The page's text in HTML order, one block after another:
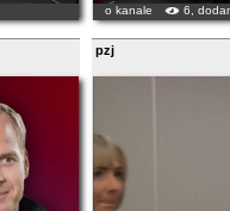
o kanale 6,
pzj